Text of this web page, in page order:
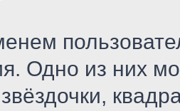
Одно из них